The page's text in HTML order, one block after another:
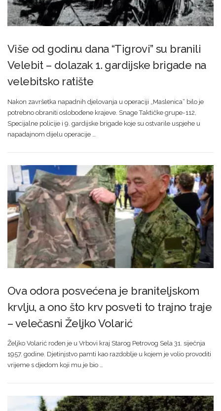
Više od godinu dana “Tigrovi” su branili
Velebit – dolazak 1. gardijske brigade na
velebitsko ratište
Nakon završetka napadnih djelovanja u operaciji „Maslenica“ bilo je
potrebno obraniti oslobođene krajeve. Snage Taktičke grupe-112,
Specijalne policije i 9. gardijske brigade koje su ostvarile uspjehe u
napadajnom dijelu operacije …
Ova odora posvećena je braniteljskom
krvlju, a ono što krv posveti to trajno traje
– velečasni Željko Volarić
Željko Volarić rođen je u Vrbovi kraj Starog Petrovog Sela 31. siječnja
1957. godine. Djetinjstvo pamti kao razdoblje u kojem je volio provoditi
vrijeme s djedom koji mu je bio …